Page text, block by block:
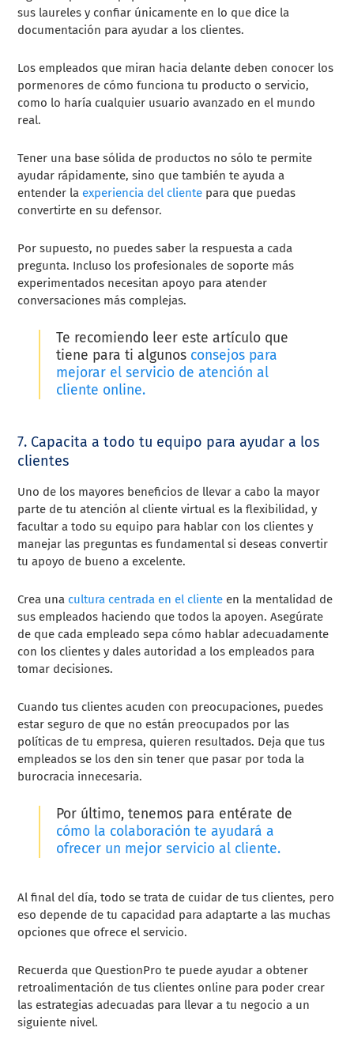
sus laureles y confiar únicamente en lo que dice la
documentación para ayudar a los clientes.
Los empleados que miran hacia delante deben conocer los
pormenores de cómo funciona tu producto o servicio,
como lo haría cualquier usuario avanzado en el mundo
real.
Tener una base sólida de productos no sólo te permite
ayudar rápidamente, sino que también te ayuda a
entender la experiencia del cliente para que puedas
convertirte en su defensor.
Por supuesto, no puedes saber la respuesta a cada
pregunta. Incluso los profesionales de soporte más
experimentados necesitan apoyo para atender
conversaciones más complejas.
Te recomiendo leer este artículo que
tiene para ti algunos consejos para
mejorar el servicio de atención al
cliente online.
7. Capacita a todo tu equipo para ayudar a los
clientes
Uno de los mayores beneficios de llevar a cabo la mayor
parte de tu atención al cliente virtual es la flexibilidad, y
facultar a todo su equipo para hablar con los clientes y
manejar las preguntas es fundamental si deseas convertir
tu apoyo de bueno a excelente.
Crea una cultura centrada en el cliente en la mentalidad de
sus empleados haciendo que todos la apoyen. Asegúrate
de que cada empleado sepa cómo hablar adecuadamente
con los clientes y dales autoridad a los empleados para
tomar decisiones.
Cuando tus clientes acuden con preocupaciones, puedes
estar seguro de que no están preocupados por las
políticas de tu empresa, quieren resultados. Deja que tus
empleados se los den sin tener que pasar por toda la
burocracia innecesaria.
Por último, tenemos para entérate de
cómo la colaboración te ayudará a
ofrecer un mejor servicio al cliente.
Al final del día, todo se trata de cuidar de tus clientes, pero
eso depende de tu capacidad para adaptarte a las muchas
opciones que ofrece el servicio.
Recuerda que QuestionPro te puede ayudar a obtener
retroalimentación de tus clientes online para poder crear
las estrategias adecuadas para llevar a tu negocio a un
siguiente nivel.